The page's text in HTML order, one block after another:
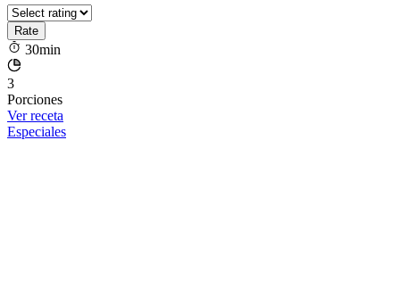
30min
3
Porciones
Ver receta
Especiales